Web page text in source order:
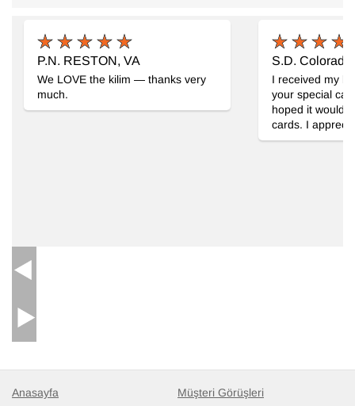
P.N. RESTON, VA
We LOVE the kilim — thanks very
much.
S.D. Colorado
I received my
your special
hoped it would
cards. I
Anasayfa
Müşteri Görüşleri